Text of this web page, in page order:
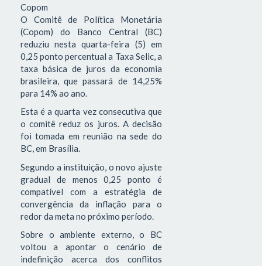
Copom
O Comitê de Política Monetária
(Copom) do Banco Central (BC)
reduziu nesta quarta-feira (5) em
0,25 ponto percentual a Taxa Selic, a
taxa básica de juros da economia
brasileira, que passará de 14,25%
para 14% ao ano.
Esta é a quarta vez consecutiva que
o comitê reduz os juros. A decisão
foi tomada em reunião na sede do
BC, em Brasília.
Segundo a instituição, o novo ajuste
gradual de menos 0,25 ponto é
compatível com a estratégia de
convergência da inflação para o
redor da meta no próximo período.
Sobre o ambiente externo, o BC
voltou a apontar o cenário de
indefinição acerca dos conflitos